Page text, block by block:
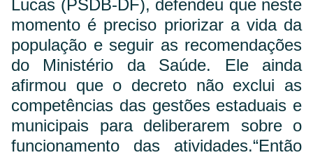
Lucas (PSDB-DF), defendeu que neste
momento é preciso priorizar a vida da
população e seguir as recomendações
do Ministério da Saúde. Ele ainda
afirmou que o decreto não exclui as
competências das gestões estaduais e
municipais para deliberarem sobre o
funcionamento das atividades.“Então